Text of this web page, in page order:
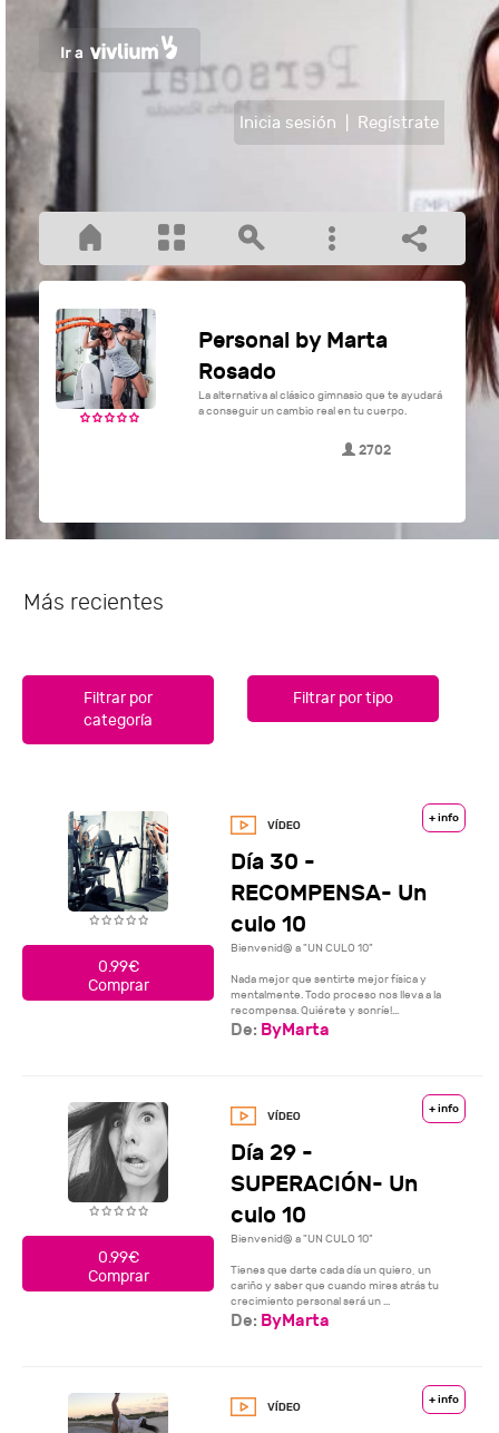
Inicia sesión Regístrate
Personal by Marta
Rosado
La alternativa al clásico gimnasio que te ayudará
a conseguir un cambio real en tu cuerpo.
2702
Más recientes
Filtrar por
categoría
Filtrar por tipo
0.99€
Comprar
+ info
Día 30 -
RECOMPENSA- Un
culo 10
Bienvenid@ a "UN CULO 10"
Nada mejor que sentirte mejor física y
mentalmente. Todo proceso nos lleva a la
recompensa. Quiérete y sonríe!...
De: ByMarta
0.99€
Comprar
+ info
Día 29 -
SUPERACIÓN- Un
culo 10
Bienvenid@ a "UN CULO 10"
Tienes que darte cada día un quiero, un
cariño y saber que cuando mires atrás tu
crecimiento personal será un ...
De: ByMarta
+ info